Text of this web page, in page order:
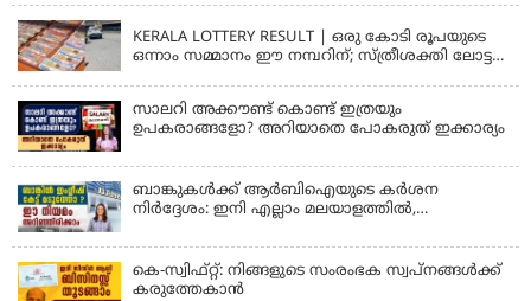
KERALA LOTTERY RESULT | ഒരു കോടി രൂപയുടെ
ഒന്നാം സമ്മാനം ഈ നമ്പറിന്; സ്ത്രീശക്തി ലോട്ടറി
സാലറി അക്കൗണ്ട് കൊണ്ട് ഇത്രയും
ഉപകരാങ്ങളോ? അറിയാതെ പോകരുത് ഇക്കാര്യം
ബാങ്കുകൾക്ക് ആർബിഐയുടെ കർശന
നിർദ്ദേശം: ഇനി എല്ലാം മലയാളത്തിൽ,
കെ-സ്വിഫ്റ്റ്: നിങ്ങളുടെ സംരംഭക സ്വപ്നങ്ങൾക്ക്
കരുത്തേകാൻ